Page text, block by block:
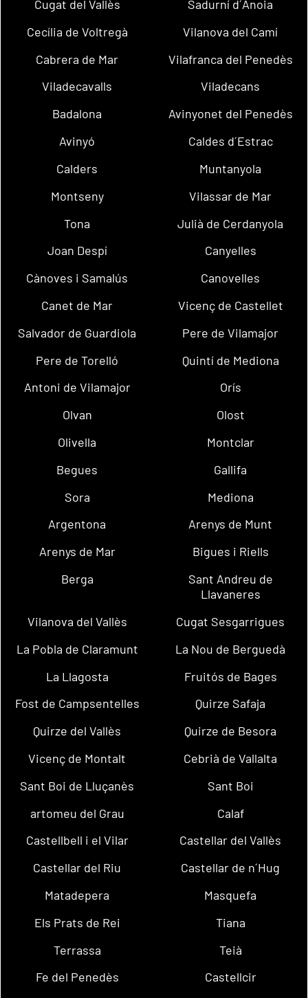
Cugat del Vallès
Sadurní d´Anoia
Cecília de Voltregà
Vilanova del Camí
Cabrera de Mar
Vilafranca del Penedès
Viladecavalls
Viladecans
Badalona
Avinyonet del Penedès
Avinyó
Caldes d´Estrac
Calders
Muntanyola
Montseny
Vilassar de Mar
Tona
Julià de Cerdanyola
Joan Despí
Canyelles
Cànoves i Samalús
Canovelles
Canet de Mar
Vicenç de Castellet
Salvador de Guardiola
Pere de Vilamajor
Pere de Torelló
Quintí de Mediona
Antoni de Vilamajor
Orís
Olvan
Olost
Olivella
Montclar
Begues
Gallifa
Sora
Mediona
Argentona
Arenys de Munt
Arenys de Mar
Bigues i Riells
Berga
Sant Andreu de
Llavaneres
Vilanova del Vallès
Cugat Sesgarrigues
La Pobla de Claramunt
La Nou de Berguedà
La Llagosta
Fruitós de Bages
Fost de Campsentelles
Quirze Safaja
Quirze del Vallès
Quirze de Besora
Vicenç de Montalt
Cebrià de Vallalta
Sant Boi de Lluçanès
Sant Boi
artomeu del Grau
Calaf
Castellbell i el Vilar
Castellar del Vallès
Castellar del Riu
Castellar de n´Hug
Matadepera
Masquefa
Els Prats de Rei
Tiana
Terrassa
Teià
Fe del Penedès
Castellcir